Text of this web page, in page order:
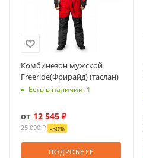
Комбинезон мужской
Freeride(Фрирайд) (таслан)
Есть в наличии: 1
от 12 545 ₽
25 090 ₽ -50%
ПОДРОБНЕЕ